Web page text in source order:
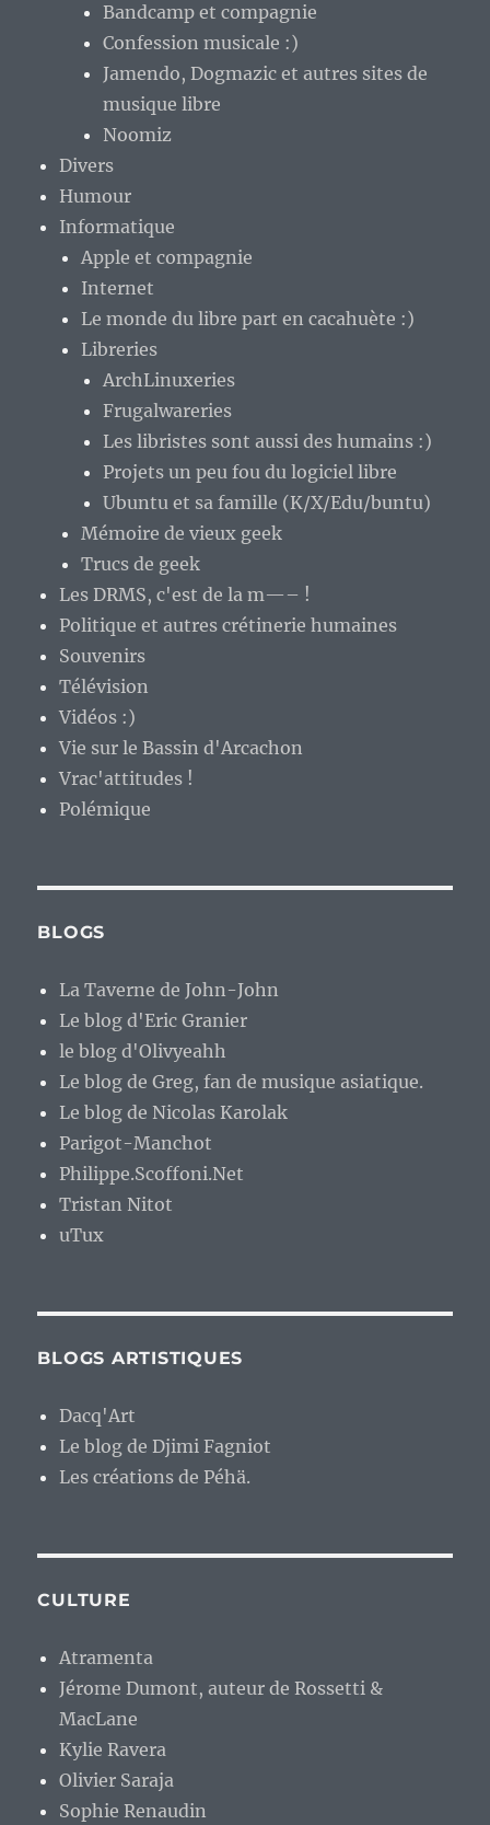
Bandcamp et compagnie
Confession musicale :)
Jamendo, Dogmazic et autres sites de
musique libre
Noomiz
Divers
Humour
Informatique
Apple et compagnie
Internet
Le monde du libre part en cacahuète :)
Libreries
ArchLinuxeries
Frugalwareries
Les libristes sont aussi des humains :)
Projets un peu fou du logiciel libre
Ubuntu et sa famille (K/X/Edu/buntu)
Mémoire de vieux geek
Trucs de geek
Les DRMS, c'est de la m—– !
Politique et autres crétinerie humaines
Souvenirs
Télévision
Vidéos :)
Vie sur le Bassin d'Arcachon
Vrac'attitudes !
Polémique
BLOGS
La Taverne de John-John
Le blog d'Eric Granier
le blog d'Olivyeahh
Le blog de Greg, fan de musique asiatique.
Le blog de Nicolas Karolak
Parigot-Manchot
Philippe.Scoffoni.Net
Tristan Nitot
uTux
BLOGS ARTISTIQUES
Dacq'Art
Le blog de Djimi Fagniot
Les créations de Péhä.
CULTURE
Atramenta
Jérome Dumont, auteur de Rossetti &
MacLane
Kylie Ravera
Olivier Saraja
Sophie Renaudin